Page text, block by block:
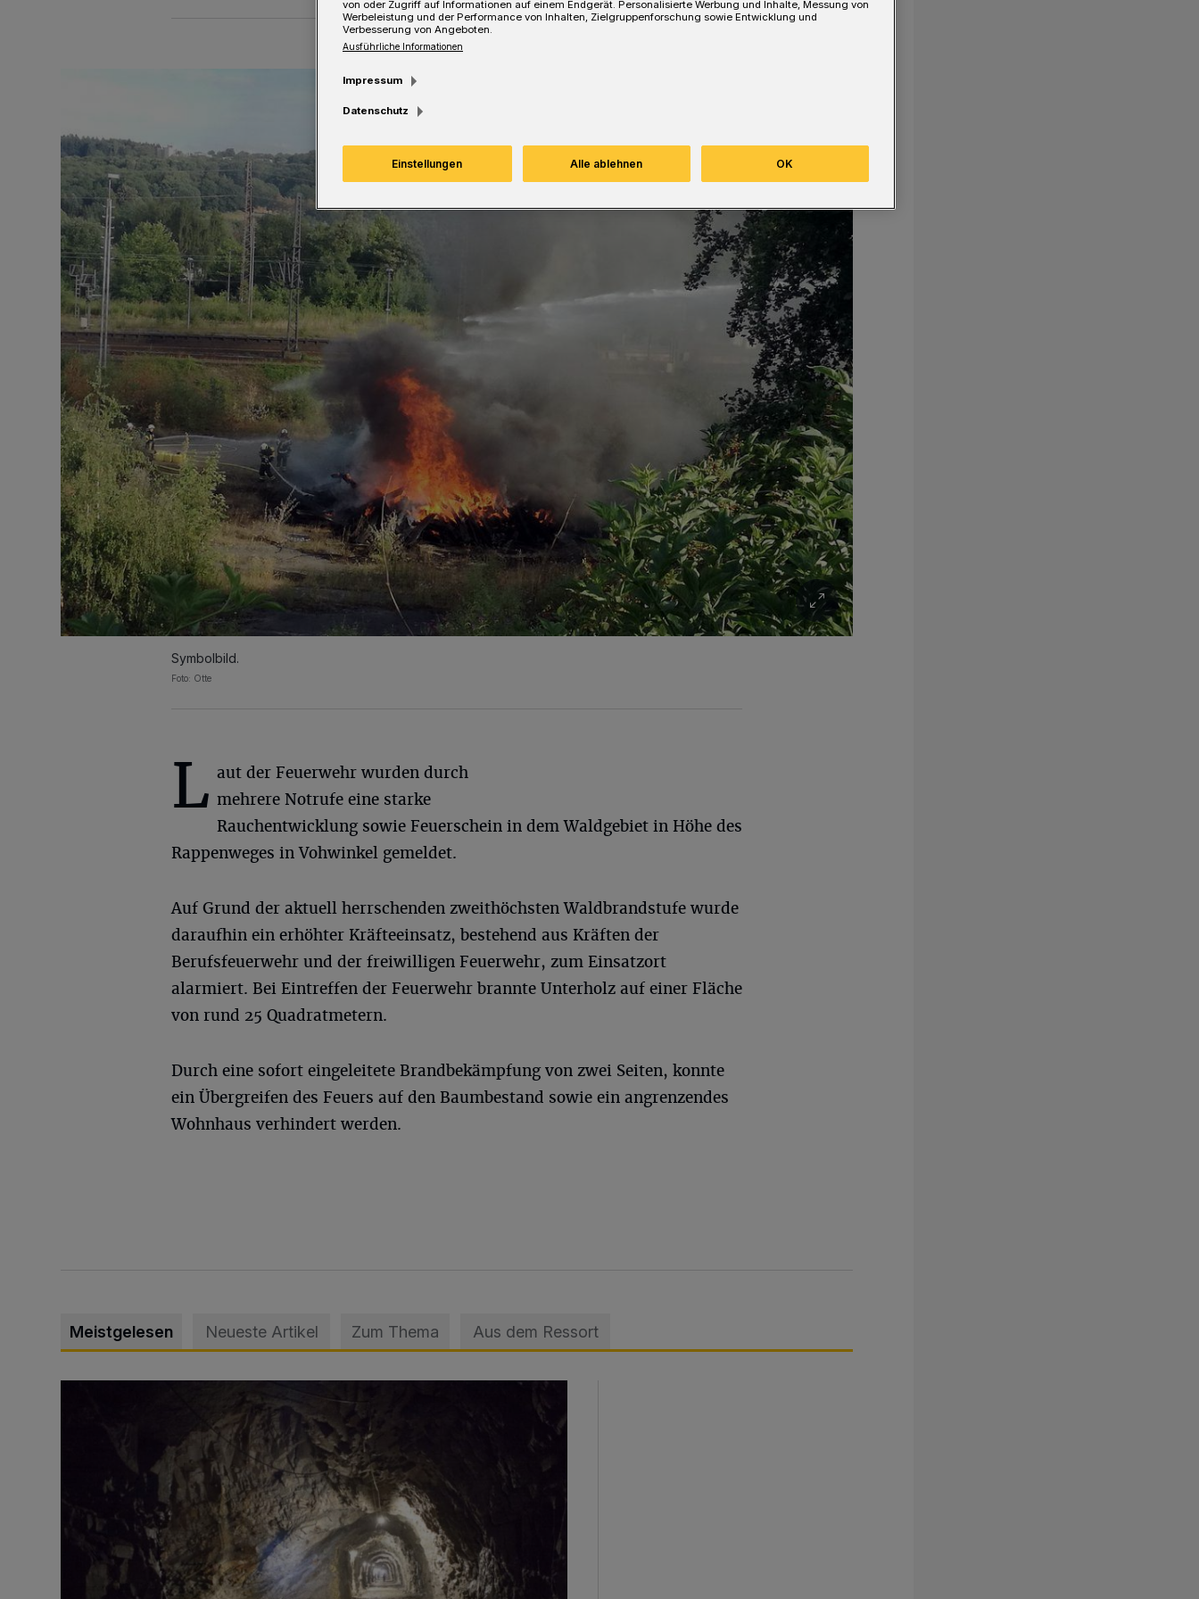
Symbolbild.
Foto: Otte
L aut der Feuerwehr wurden durch
mehrere Notrufe eine starke
Rauchentwicklung sowie Feuerschein in dem Waldgebiet in Höhe des
Rappenweges in Vohwinkel gemeldet.
Auf Grund der aktuell herrschenden zweithöchsten Waldbrandstufe wurde
daraufhin ein erhöhter Kräfteeinsatz, bestehend aus Kräften der
Berufsfeuerwehr und der freiwilligen Feuerwehr, zum Einsatzort
alarmiert. Bei Eintreffen der Feuerwehr brannte Unterholz auf einer Fläche
von rund 25 Quadratmetern.
Durch eine sofort eingeleitete Brandbekämpfung von zwei Seiten, konnte
ein Übergreifen des Feuers auf den Baumbestand sowie ein angrenzendes
Wohnhaus verhindert werden.
Meistgelesen Neueste Artikel Zum Thema Aus dem Ressort
von oder Zugriff auf Informationen auf einem Endgerät. Personalisierte Werbung und Inhalte, Messung von
Werbeleistung und der Performance von Inhalten, Zielgruppenforschung sowie Entwicklung und
Verbesserung von Angeboten.
Ausführliche Informationen
Impressum
Datenschutz
Einstellungen Alle ablehnen OK